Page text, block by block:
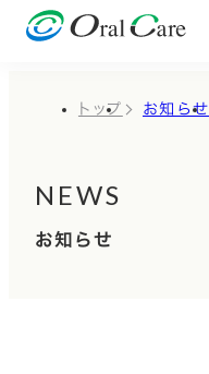
トップ お知らせ
NEWS
お知らせ